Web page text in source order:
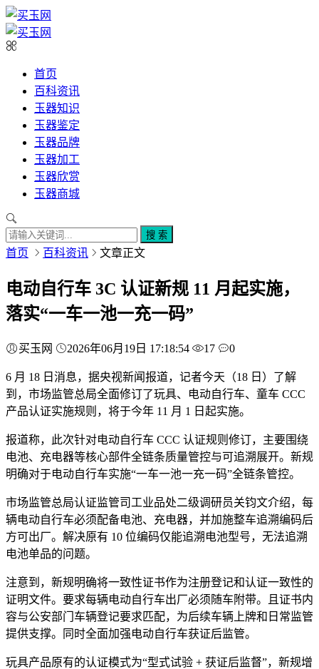
首页
百科资讯
玉器知识
玉器鉴定
玉器品牌
玉器加工
玉器欣赏
玉器商城
搜 索
首页 百科资讯 文章正文
电动自行车 3C 认证新规 11 月起实施，
落实“一车一池一充一码”
买玉网 2026年06月19日 17:18:54 17 0
6 月 18 日消息，据央视新闻报道，记者今天（18 日）了解
到，市场监管总局全面修订了玩具、电动自行车、童车 CCC
产品认证实施规则，将于今年 11 月 1 日起实施。
报道称，此次针对电动自行车 CCC 认证规则修订，主要围绕
电池、充电器等核心部件全链条质量管控与可追溯展开。新规
明确对于电动自行车实施“一车一池一充一码”全链条管控。
市场监管总局认证监管司工业品处二级调研员关钧文介绍，每
辆电动自行车必须配备电池、充电器，并加施整车追溯编码后
方可出厂。解决原有 10 位编码仅能追溯电池型号，无法追溯
电池单品的问题。
注意到，新规明确将一致性证书作为注册登记和认证一致性的
证明文件。要求每辆电动自行车出厂必须随车附带。且证书内
容与公安部门车辆登记要求匹配，为后续车辆上牌和日常监管
提供支撑。同时全面加强电动自行车获证后监管。
玩具产品原有的认证模式为“型式试验 + 获证后监督”，新规增